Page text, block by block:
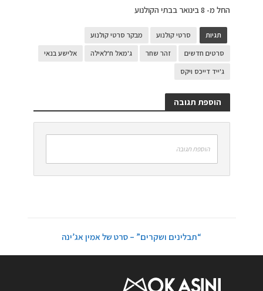
החל מ- 8 בינואר בבתי הקולנוע
תגיות סרטי קולנוע
מבקר סרטי קולנוע
סרטים חדשים
זהר שחר ג'מאל ח'לאילה
אלישע בנאי
ג'ייד דייכס ויקס
הוספת תגובה
הוספת תגובה
“תבלינים ושקרים” – סרט של אמין אג’ינה